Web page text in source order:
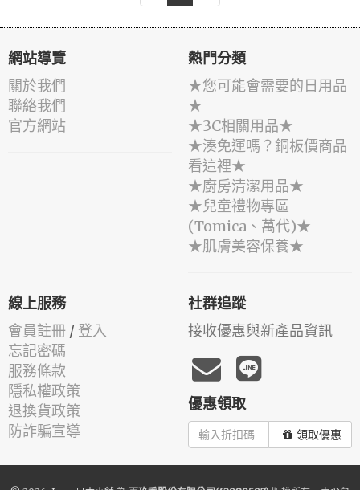
網站導覽
關於我們
聯絡我們
官方網站
熱門分類
★您可能會需要的日用品
★
★3C相關用品★
★湊免運嗎？銅板價商品
看這裡★
★廚房清潔用品★
★兒童禮物專區
(Tomica、萬代)★
★肌膚美容保養★
線上服務
會員註冊 / 登入
忘記密碼
服務條款
隱私權政策
退換貨政策
防詐騙宣導
社群追蹤
接收優惠與新產品資訊
優惠領取
領取優惠